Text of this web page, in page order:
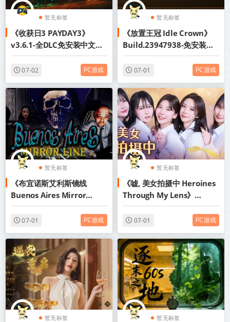
暂无标签
《收获日3 PAYDAY3》
v3.6.1-全DLC免安装中文版
【单机+联机】丨中文版网盘
下载07-02 PC游戏
暂无标签
《放置王冠 Idle Crown》
Build.23947938-免安装中
文版丨中文版网盘下载
07-01 PC游戏
暂无标签
《布宜诺斯艾利斯镜线
Buenos Aires Mirror
Line》Build.23849625-免
安装中文版丨中文版网盘下
07-01 PC游戏
暂无标签
《嘘, 美女拍摄中 Heroines
Through My Lens》
Build.21793634-免安装中
文版丨中文版网盘下载
07-01 PC游戏
暂无标签 暂无标签